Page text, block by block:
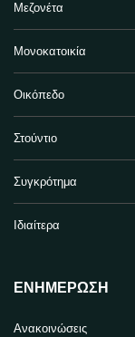
Μεζονέτα
Μονοκατοικία
Οικόπεδο
Στούντιο
Συγκρότημα
Ιδιαίτερα
ΕΝΗΜΈΡΩΣΗ
Ανακοινώσεις